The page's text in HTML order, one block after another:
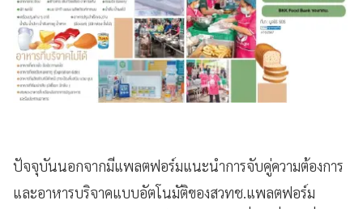
ปัจจุบันนอกจากมีแพลตฟอร์มแนะนำการจับคู่ความต้องการ
และอาหารบริจาคแบบอัตโนมัติของสวทช.แพลตฟอร์ม